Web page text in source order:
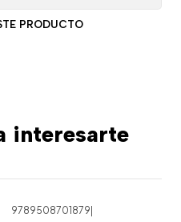
PRODUCTO
interesarte
9789508701879|